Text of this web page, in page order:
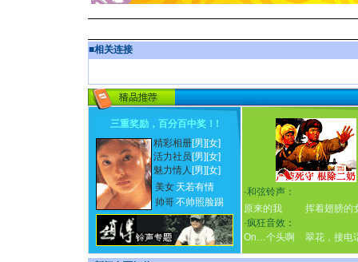
■相关连接
三重奖励，百分百中奖！ !
精彩相册[男] [女]
活力社员 [男] [女]
魅力情人 [男] [女]
美女 天若有情
帅哥不帅照脸踢
·和弦铃声：
原来的我
挥着翅膀的
·疯狂音效：
On…个头啊
翠花，接